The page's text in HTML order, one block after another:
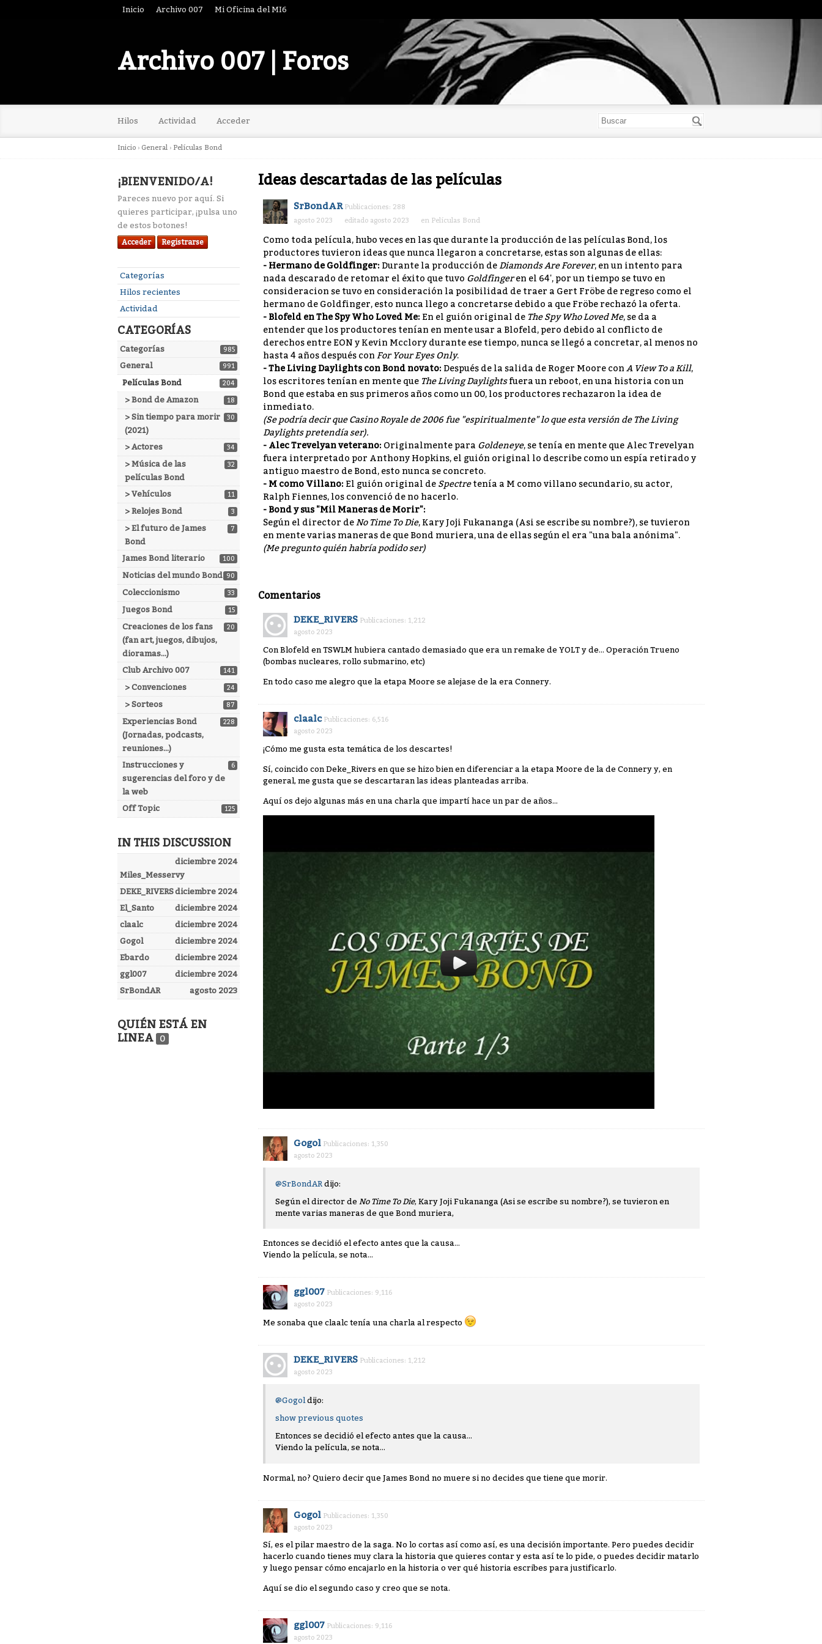
Inicio Archivo 007 Mi Oficina del MI6
Archivo 007 | Foros
Hilos Actividad Acceder
Inicio › General › Películas Bond
¡BIENVENIDO/A!
Pareces nuevo por aquí. Si
quieres participar, ¡pulsa uno
de estos botones!
Acceder Registrarse
Enlaces
rápidos
Categorías
Hilos recientes
Actividad
CATEGORÍAS
985
Categorías
991
General
204
Películas Bond
18
> Bond de Amazon
30
> Sin tiempo para morir
(2021)
34
> Actores
32
> Música de las
películas Bond
11
> Vehículos
3
> Relojes Bond
7
> El futuro de James
Bond
100
James Bond literario
90
Noticias del mundo Bond
33
Coleccionismo
15
Juegos Bond
20
Creaciones de los fans
(fan art, juegos, dibujos,
dioramas...)
141
Club Archivo 007
24
> Convenciones
87
> Sorteos
228
Experiencias Bond
(Jornadas, podcasts,
reuniones...)
6
Instrucciones y
sugerencias del foro y de
la web
125
Off Topic
IN THIS DISCUSSION
diciembre 2024
Miles_Messervy
diciembre 2024
DEKE_RIVERS
diciembre 2024
El_Santo
diciembre 2024
claalc
diciembre 2024
Gogol
diciembre 2024
Ebardo
diciembre 2024
ggl007
agosto 2023
SrBondAR
QUIÉN ESTÁ EN
LINEA
0
Ideas descartadas de las películas
SrBondAR Publicaciones: 288
agosto 2023
editado agosto 2023 en Películas Bond
Como toda película, hubo veces en las que durante la producción de las películas Bond, los
productores tuvieron ideas que nunca llegaron a concretarse, estas son algunas de ellas:
- Hermano de Goldfinger: Durante la producción de Diamonds Are Forever, en un intento para
nada descarado de retomar el éxito que tuvo Goldfingeren el 64', por un tiempo se tuvo en
consideracion se tuvo en consideración la posibilidad de traer a Gert Fröbe de regreso como el
hermano de Goldfinger, esto nunca llego a concretarse debido a que Fröbe rechazó la oferta.
- Blofeld en The Spy Who Loved Me: En el guión original de The Spy Who Loved Me, se da a
entender que los productores tenían en mente usar a Blofeld, pero debido al conflicto de
derechos entre EON y Kevin Mcclory durante ese tiempo, nunca se llegó a concretar, al menos no
hasta 4 años después con For Your Eyes Only.
- The Living Daylights con Bond novato: Después de la salida de Roger Moore con A View To a Kill,
los escritores tenían en mente que The Living Daylightsfuera un reboot, en una historia con un
Bond que estaba en sus primeros años como un 00, los productores rechazaron la idea de
inmediato.
(Se podría decir que Casino Royale de 2006 fue "espiritualmente" lo que esta versión de The Living
Daylights pretendía ser).
- Alec Trevelyan veterano: Originalmente para Goldeneye, se tenía en mente que Alec Trevelyan
fuera interpretado por Anthony Hopkins, el guión original lo describe como un espía retirado y
antiguo maestro de Bond, esto nunca se concreto.
- M como Villano: El guión original de Spectretenía a M como villano secundario, su actor,
Ralph Fiennes, los convenció de no hacerlo.
- Bond y sus "Mil Maneras de Morir":
Según el director deNo Time To Die, Kary Joji Fukananga (Asi se escribe su nombre?), se tuvieron
en mente varias maneras de que Bond muriera, una de ellas según el era "una bala anónima".
(Me pregunto quién habría podido ser)
Comentarios
DEKE_RIVERS Publicaciones: 1,212
agosto 2023
Con Blofeld en TSWLM hubiera cantado demasiado que era un remake de YOLT y de... Operación Trueno
(bombas nucleares, rollo submarino, etc)
En todo caso me alegro que la etapa Moore se alejase de la era Connery.
claalc Publicaciones: 6,516
agosto 2023
¡Cómo me gusta esta temática de los descartes!
Sí, coincido con Deke_Rivers en que se hizo bien en diferenciar a la etapa Moore de la de Connery y, en
general, me gusta que se descartaran las ideas planteadas arriba.
Aquí os dejo algunas más en una charla que impartí hace un par de años...
Gogol Publicaciones: 1,350
agosto 2023
@SrBondAR dijo:
Según el director de No Time To Die, Kary Joji Fukananga (Asi se escribe su nombre?), se tuvieron en
mente varias maneras de que Bond muriera,
Entonces se decidió el efecto antes que la causa...
Viendo la película, se nota...
ggl007 Publicaciones: 9,116
agosto 2023
Me sonaba que claalc tenía una charla al respecto
DEKE_RIVERS Publicaciones: 1,212
agosto 2023
@Gogol dijo:
show previous quotes
Entonces se decidió el efecto antes que la causa...
Viendo la película, se nota...
Normal, no? Quiero decir que James Bond no muere si no decides que tiene que morir.
Gogol Publicaciones: 1,350
agosto 2023
Sí, es el pilar maestro de la saga. No lo cortas así como así, es una decisión importante. Pero puedes decidir
hacerlo cuando tienes muy clara la historia que quieres contar y esta así te lo pide, o puedes decidir matarlo
y luego pensar cómo encajarlo en la historia o ver qué historia escribes para justificarlo.
Aquí se dio el segundo caso y creo que se nota.
ggl007 Publicaciones: 9,116
agosto 2023